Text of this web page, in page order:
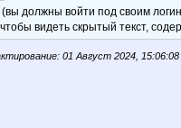
должны войти под своим
видеть скрытый текст,
01 Август 2024,